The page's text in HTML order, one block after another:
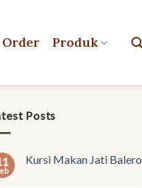
Produk
Posts
Kursi Makan Jati Balero